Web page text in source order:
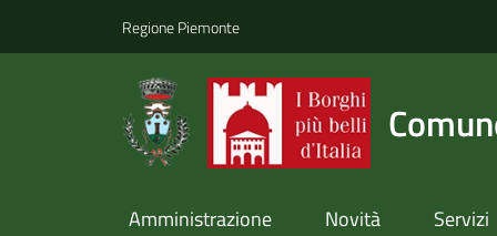
Regione Piemonte
Amministrazione Novità Servizi